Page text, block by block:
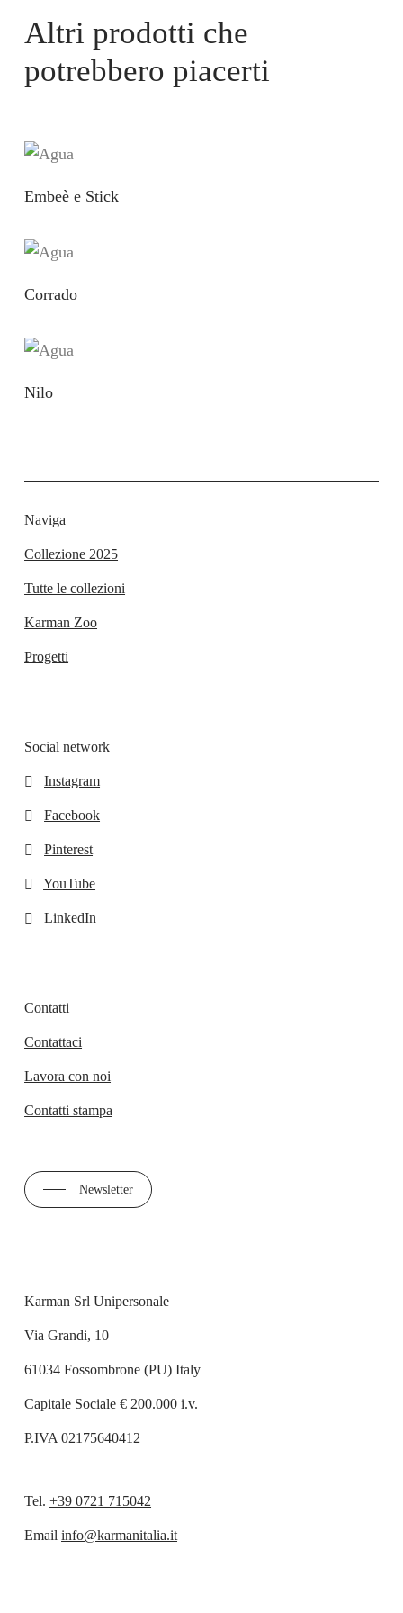
Altri prodotti che
potrebbero piacerti
Embeè e Stick
Corrado
Nilo
Naviga
Collezione 2025
Tutte le collezioni
Karman Zoo
Progetti
Social network
Instagram
Facebook
Pinterest
YouTube
LinkedIn
Contatti
Contattaci
Lavora con noi
Contatti stampa
Newsletter
Karman Srl Unipersonale
Via Grandi, 10
61034 Fossombrone (PU) Italy
Capitale Sociale € 200.000 i.v.
P.IVA 02175640412
Tel.+39 0721 715042
Emailinfo@karmanitalia.it